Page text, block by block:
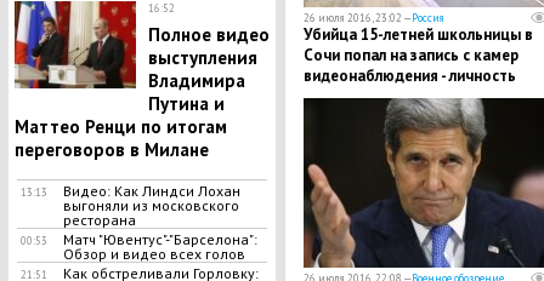
16:52
Полное видео
выступления
Владимира
Путина и
Маттео Ренци по итогам
переговоров в Милане
13:13
Видео: Как Линдси Лохан
выгоняли из московского
ресторана
00:53
Матч "Ювентус"-"Барселона":
Обзор и видео всех голов
21:51
Как обстреливали Горловку:
26 июля 2016, 23:02 —Россия
Убийца 15-летней школьницы в
Сочи попал на запись с камер
видеонаблюдения - личность
подозреваемого установлена
26 июля 2016, 22:08 —Военное обозрение